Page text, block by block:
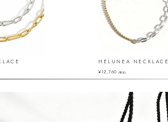
HELUNEA NECKLACE
¥12,760 （税込）